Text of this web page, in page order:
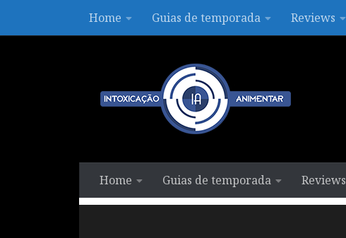
Skip to contentHome Guias de temporada Reviews
Home Guias de temporada Reviews